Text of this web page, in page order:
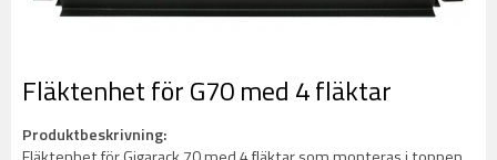
Fläktenhet för G70 med 4 fläktar
Produktbeskrivning: